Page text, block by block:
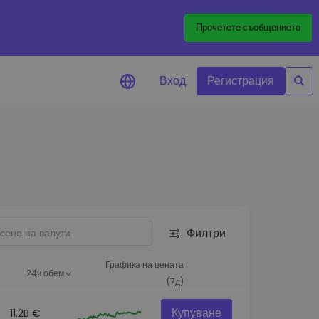
Прочетете съобщението
изпълнение
Вход Регистрация
Филтри
24ч обем
Графика на цената
(7д)
11.2B € Купуване